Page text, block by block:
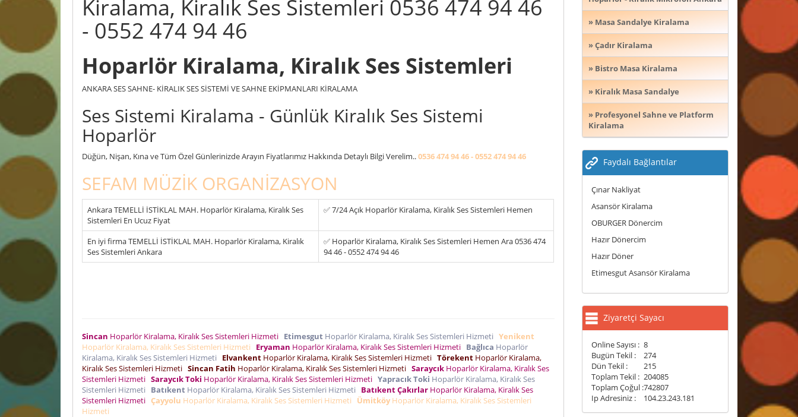
Kiralama, Kiralık Ses Sistemleri 0536 474 94 46
- 0552 474 94 46
Hoparlör Kiralama, Kiralık Ses Sistemleri
ANKARA SES SAHNE- KİRALIK SES SİSTEMİ VE SAHNE EKİPMANLARI KİRALAMA
Ses Sistemi Kiralama - Günlük Kiralık Ses Sistemi
Hoparlör
Düğün, Nişan, Kına ve Tüm Özel Günlerinizde Arayın Fiyatlarımız Hakkında Detaylı Bilgi Verelim..0536 474 94 46 - 0552 474 94 46
SEFAM MÜZİK ORGANİZASYON
Ankara TEMELLİ İSTİKLAL MAH. Hoparlör Kiralama, Kiralık Ses
Sistemleri En Ucuz Fiyat
✅ 7/24 Açık Hoparlör Kiralama, Kiralık Ses Sistemleri Hemen
En iyi firma TEMELLİ İSTİKLAL MAH. Hoparlör Kiralama, Kiralık
Ses Sistemleri Ankara
✅ Hoparlör Kiralama, Kiralık Ses Sistemleri Hemen Ara 0536 474
94 46 - 0552 474 94 46
Sincan Hoparlör Kiralama, Kiralık Ses Sistemleri Hizmeti Etimesgut Hoparlör Kiralama, Kiralık Ses Sistemleri Hizmeti Yenikent
Hoparlör Kiralama, Kiralık Ses Sistemleri Hizmeti
Eryaman Hoparlör Kiralama, Kiralık Ses Sistemleri Hizmeti Bağlıca Hoparlör
Kiralama, Kiralık Ses Sistemleri Hizmeti
Elvankent Hoparlör Kiralama, Kiralık Ses Sistemleri Hizmeti Törekent Hoparlör Kiralama,
Kiralık Ses Sistemleri Hizmeti Sincan Fatih Hoparlör Kiralama, Kiralık Ses Sistemleri Hizmeti Saraycık Hoparlör Kiralama, Kiralık Ses
Sistemleri Hizmeti Saraycık Toki Hoparlör Kiralama, Kiralık Ses Sistemleri Hizmeti Yapracık Toki Hoparlör Kiralama, Kiralık Ses
Sistemleri Hizmeti
Batıkent Hoparlör Kiralama, Kiralık Ses Sistemleri Hizmeti Batıkent Çakırlar Hoparlör Kiralama, Kiralık Ses
Sistemleri Hizmeti Çayyolu Hoparlör Kiralama, Kiralık Ses Sistemleri Hizmeti Ümitköy Hoparlör Kiralama, Kiralık Ses Sistemleri
Hizmeti
» Masa Sandalye Kiralama
» Çadır Kiralama
» Bistro Masa Kiralama
» Kiralık Masa Sandalye
» Profesyonel Sahne ve Platform
Kiralama
Faydalı Bağlantılar
Çınar Nakliyat
Asansör Kiralama
OBURGER Dönercim
Hazır Dönercim
Hazır Döner
Etimesgut Asansör Kiralama
Ziyaretçi Sayacı
Online Sayısı : 8
Bugün Tekil :
274
Dün Tekil :
215
Toplam Tekil : 204085
Toplam Çoğul :742807
Ip Adresiniz :
104.23.243.181